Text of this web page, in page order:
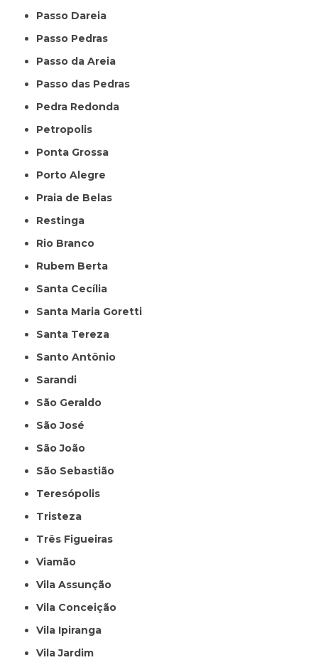
Passo Dareia
Passo Pedras
Passo da Areia
Passo das Pedras
Pedra Redonda
Petropolis
Ponta Grossa
Porto Alegre
Praia de Belas
Restinga
Rio Branco
Rubem Berta
Santa Cecília
Santa Maria Goretti
Santa Tereza
Santo Antônio
Sarandi
São Geraldo
São José
São João
São Sebastião
Teresópolis
Tristeza
Três Figueiras
Viamão
Vila Assunção
Vila Conceição
Vila Ipiranga
Vila Jardim